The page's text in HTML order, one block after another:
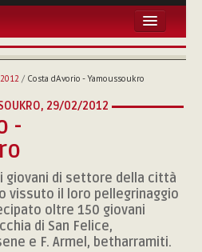
/ Costa dAvorio - Yamoussoukro
29/02/2012
-
giovani di settore della città
vissuto il loro pellegrinaggio
oltre 150 giovani
di San Felice,
e F. Armel, betharramiti.